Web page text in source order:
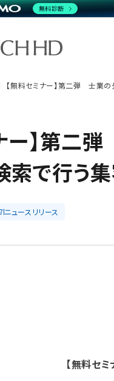
【無料セミナー】第二弾 士業
ー】第二
で行う
ニュースリリース
【無料セ
無料診断